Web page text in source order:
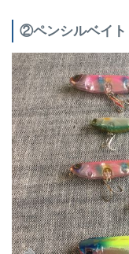
②ペンシルベイト